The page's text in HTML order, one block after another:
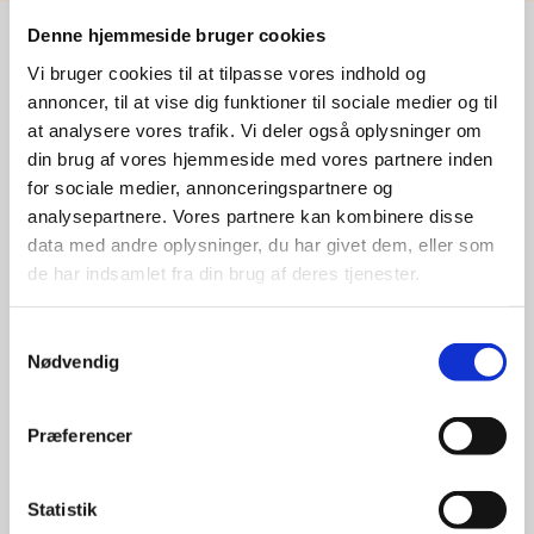
Denne hjemmeside bruger cookies
Vi bruger cookies til at tilpasse vores indhold og
annoncer, til at vise dig funktioner til sociale medier og til
at analysere vores trafik. Vi deler også oplysninger om
din brug af vores hjemmeside med vores partnere inden
for sociale medier, annonceringspartnere og
analysepartnere. Vores partnere kan kombinere disse
data med andre oplysninger, du har givet dem, eller som
de har indsamlet fra din brug af deres tjenester.
Nødvendig
Præferencer
Statistik
Stærke
leverandører
giver større
udvalg